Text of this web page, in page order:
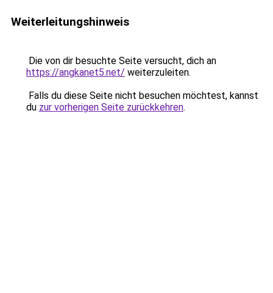
Weiterleitungshinweis
Die von dir besuchte Seite versucht, dich an
https://angkanet5.net/ weiterzuleiten.
Falls du diese Seite nicht besuchen möchtest, kannst
du zur vorherigen Seite zurückkehren.